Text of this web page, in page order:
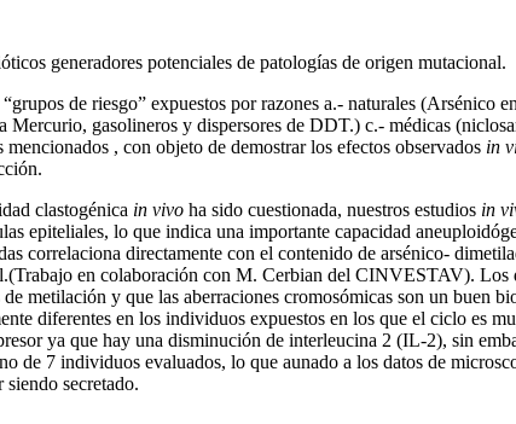
generadores potenciales de patologías de origen mutacional.
de riesgo” expuestos por razones a.- naturales (Arsénico
Mercurio, gasolineros y dispersores de DDT.) c.- médicas
, con objeto de demostrar los efectos observados in
clastogénica in vivo ha sido cuestionada, nuestros estudios in
epiteliales, lo que indica una importante capacidad
correlaciona directamente con el contenido de arsénico-
en colaboración con M. Cerbian del CINVESTAV).
metilación y que las aberraciones cromosómicas son un buen
diferentes en los individuos expuestos en los que el ciclo es
ya que hay una disminución de interleucina 2 (IL-2), sin
7 individuos evaluados, lo que aunado a los datos de
secretado.